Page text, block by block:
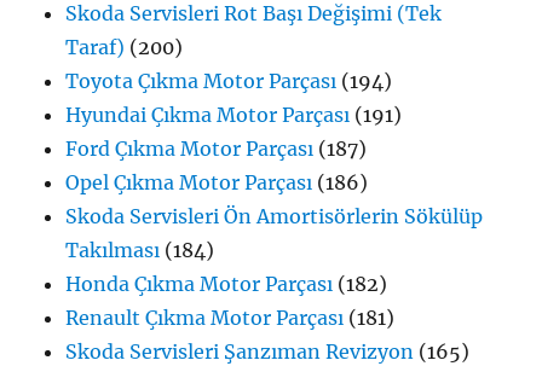
Skoda Servisleri Rot Başı Değişimi (Tek
Taraf) (200)
Toyota Çıkma Motor Parçası (194)
Hyundai Çıkma Motor Parçası (191)
Ford Çıkma Motor Parçası (187)
Opel Çıkma Motor Parçası (186)
Skoda Servisleri Ön Amortisörlerin Sökülüp
Takılması (184)
Honda Çıkma Motor Parçası (182)
Renault Çıkma Motor Parçası (181)
Skoda Servisleri Şanzıman Revizyon (165)